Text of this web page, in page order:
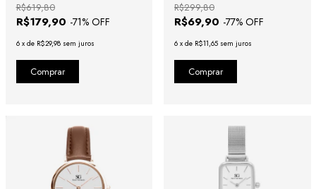
R$179,90 -71% OFF
R$619,80
6 x de R$29,98 sem juros
R$69,90 -77% OFF
R$299,80
6 x de R$11,65 sem juros